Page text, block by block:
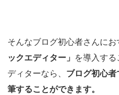
そんなブログ初心者さんにお
ックエディター」 を導入す
ディターなら、 ブログ初心
筆することができます。